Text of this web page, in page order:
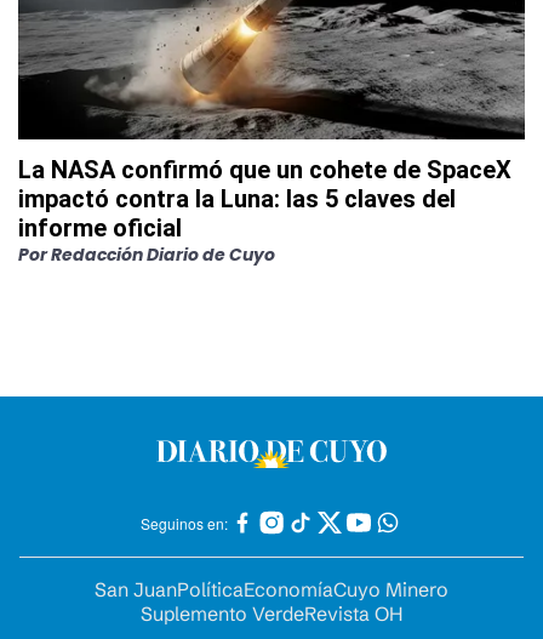
La NASA confirmó que un cohete de SpaceX
impactó contra la Luna: las 5 claves del
informe oficial
PorRedacción Diario de Cuyo
Seguinos en:
San JuanPolíticaEconomíaCuyo Minero
Suplemento VerdeRevista OH